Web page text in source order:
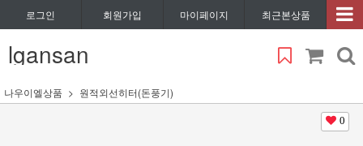
로그인 회원가입 마이페이지 최근본상품
lgansan
나우이엘상품 원적외선히터(돈풍기)
0